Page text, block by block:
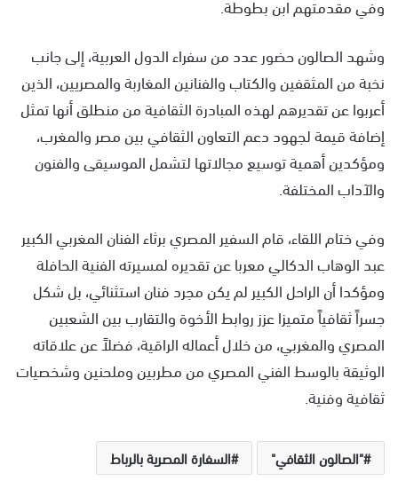
وفي مقدمتهم ابن بطوطة.
وشهد الصالون حضور عدد من سفراء الدول العربية، إلى جانب
نخبة من المثقفين والكتاب والفنانين المغاربة والمصريين، الذين
أعربوا عن تقديرهم لهذه المبادرة الثقافية من منطلق أنها تمثل
إضافة قيمة لجهود دعم التعاون الثقافي بين مصر والمغرب،
ومؤكدين أهمية توسيع مجالاتها لتشمل الموسيقى والفنون
والآداب المختلفة.
وفي ختام اللقاء، قام السفير المصري برثاء الفنان المغربي الكبير
عبد الوهاب الدكالي معربا عن تقديره لمسيرته الفنية الحافلة
ومؤكدا أن الراحل الكبير لم يكن مجرد فنان استثنائي، بل شكل
جسراً ثقافياً متميزا عزز روابط الأخوة والتقارب بين الشعبين
المصري والمغربي، من خلال أعماله الراقية، فضلاً عن علاقاته
الوثيقة بالوسط الفني المصري من مطربين وملحنين وشخصيات
ثقافية وفنية.
"الصالون الثقافي" السفارة المصرية بالرباط